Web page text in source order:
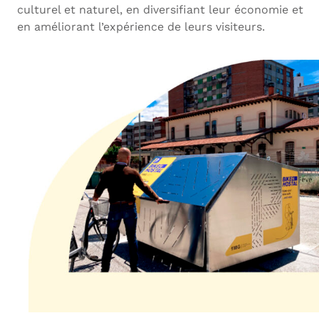
culturel et naturel, en diversifiant leur économie et
en améliorant l’expérience de leurs visiteurs.